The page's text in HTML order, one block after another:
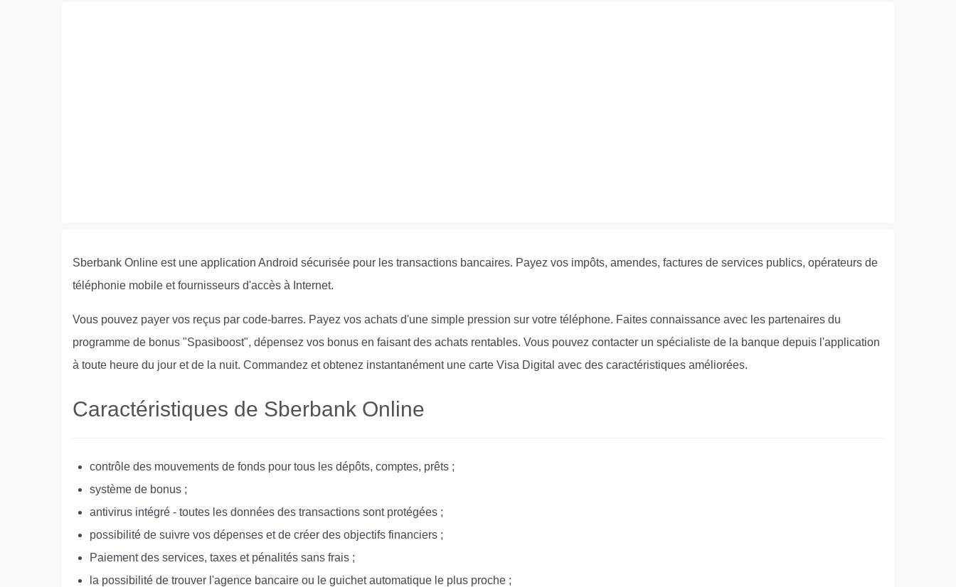
Sberbank Online est une application Android sécurisée pour les transactions bancaires. Payez vos impôts, amendes, factures de services publics, opérateurs de
téléphonie mobile et fournisseurs d'accès à Internet.
Vous pouvez payer vos reçus par code-barres. Payez vos achats d'une simple pression sur votre téléphone. Faites connaissance avec les partenaires du
programme de bonus "Spasiboost", dépensez vos bonus en faisant des achats rentables. Vous pouvez contacter un spécialiste de la banque depuis l'application
à toute heure du jour et de la nuit. Commandez et obtenez instantanément une carte Visa Digital avec des caractéristiques améliorées.
Caractéristiques de Sberbank Online
contrôle des mouvements de fonds pour tous les dépôts, comptes, prêts ;
système de bonus ;
antivirus intégré - toutes les données des transactions sont protégées ;
possibilité de suivre vos dépenses et de créer des objectifs financiers ;
Paiement des services, taxes et pénalités sans frais ;
la possibilité de trouver l'agence bancaire ou le guichet automatique le plus proche ;